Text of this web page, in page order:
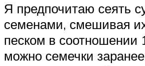
Я предпочитаю сеять
семенами, смешивая
песком в соотношении
можно семечки заранее